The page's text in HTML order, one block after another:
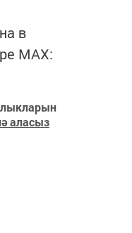
в
MАХ:
аласыз